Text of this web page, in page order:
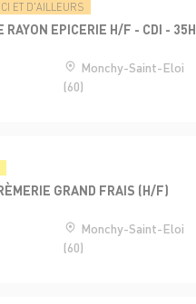
ET D'AILLEURS
RAYON EPICERIE H/F - CDI - 35H
Monchy-Saint-Eloi
(60)
GRAND FRAIS (H/F)
Monchy-Saint-Eloi
(60)